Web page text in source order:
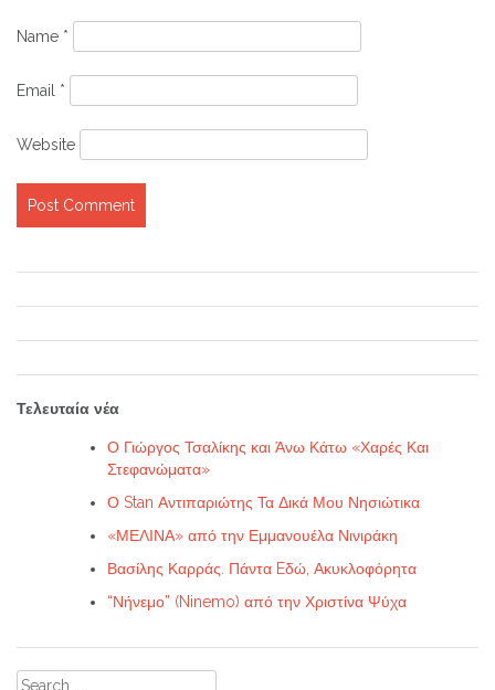
Name *
Email *
Website
Τελευταία νέα
Ο Γιώργος Τσαλίκης και Άνω Κάτω «Χαρές Και
Στεφανώματα»
Ο Stan Αντιπαριώτης Τα Δικά Μου Νησιώτικα
«ΜΕΛΙΝΑ» από την Εμμανουέλα Νινιράκη
Βασίλης Καρράς. Πάντα Eδώ, Ακυκλοφόρητα
“Νήνεμο” (Ninemo) από την Χριστίνα Ψύχα
Search